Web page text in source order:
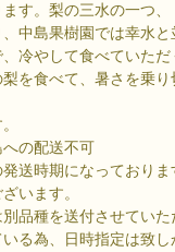
す。梨の三水の一つ
中島果樹園では幸水
冷やして食べていた
を食べて、暑さを乗り
の配送不可
送時期になっており
います。
品種を送付させていた
る為、日時指定は致し